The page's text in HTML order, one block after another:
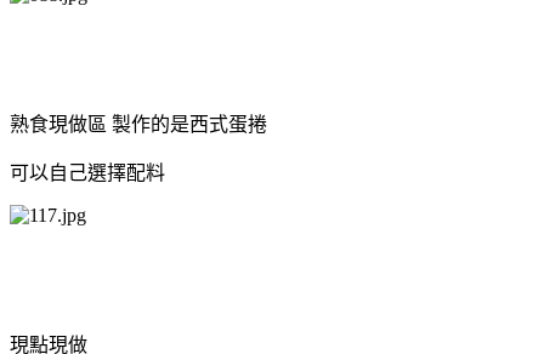
熟食現做區 製作的是西式蛋捲
可以自己選擇配料
現點現做